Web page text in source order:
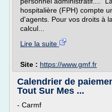
hospitalière (FPH) compte
d'agents. Pour vos droits à
calcul...
Lire la suite
Site : https://www.gmf.fr
Calendrier de
Tout Sur Mes ...
- Carmf